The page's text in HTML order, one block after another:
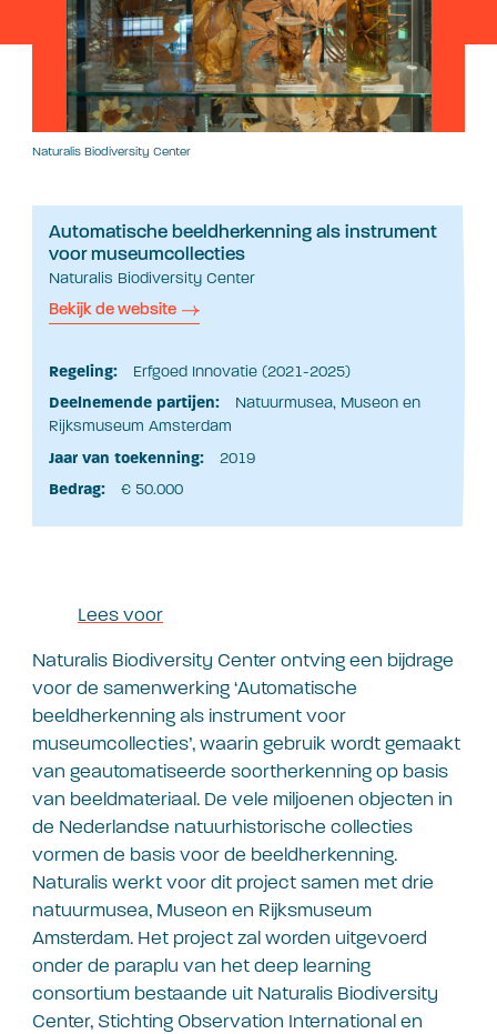
Naturalis Biodiversity Center
Automatische beeldherkenning als instrument
voor museumcollecties
Naturalis Biodiversity Center
Bekijk de website
Regeling:
Erfgoed Innovatie (2021-2025)
Deelnemende partijen:
Natuurmusea, Museon en
Rijksmuseum Amsterdam
Jaar van toekenning:
2019
Bedrag:
€ 50.000
Lees voor
Naturalis Biodiversity Center ontving een bijdrage
voor de samenwerking ‘Automatische
beeldherkenning als instrument voor
museumcollecties’, waarin gebruik wordt gemaakt
van geautomatiseerde soortherkenning op basis
van beeldmateriaal. De vele miljoenen objecten in
de Nederlandse natuurhistorische collecties
vormen de basis voor de beeldherkenning.
Naturalis werkt voor dit project samen met drie
natuurmusea, Museon en Rijksmuseum
Amsterdam. Het project zal worden uitgevoerd
onder de paraplu van het deep learning
consortium bestaande uit Naturalis Biodiversity
Center, Stichting Observation International en